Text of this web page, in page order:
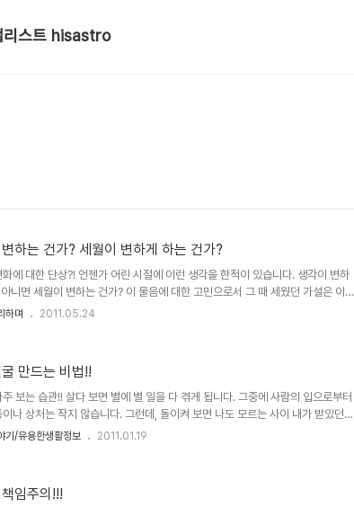
리스트 hisastro
하는 건가? 세월이 변하게 하는 건가?
화에 대한 단상?! 언젠가 어린 시절에 이런 생각을 한적이 있습니다. 생각이 변하
니면 세월이 변하는 건가? 이 물음에 대한 고민으로서 그 때 세웠던 가설은 이랬
본적 상황학창시절 담배를 피우는 것이 금기되었던 규율에 대해서 어른들은 자신
내가 괜찮다고 생각한 그 기준은 담배였으나, 내가 어른이 된 그 시점의 아이들
이상(마리화나 등 금지된 약물들) 의 내가 생각했던 기준을 넘어선 행위..
하며 2011.05.24
만드는 비법!!
보는 습관!! 살다 보면 별에 별 일을 다 겪게 됩니다. 그중에 사람의 입으로부터
이나 상처는 작지 않습니다. 그런데, 돌이켜 보면 나도 모르는 사이 내가 받았던
은 행위들을 다른 사람에게 했거나, 하고 있을 수도 있습니다. 그리고 그건 어쩌
쁘다고 말하는 건 무의 할 수 도 있습니다. 얘기가 좀 이상하게 흘러가네요. 이런
기/유용한생활정보 2011.01.19
임주의!!!